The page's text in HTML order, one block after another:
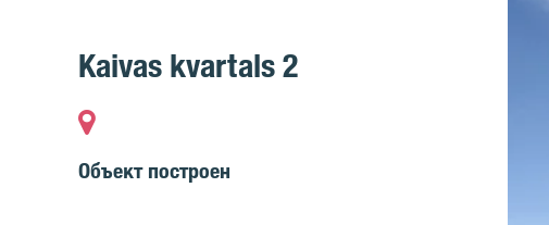
Kaivas kvartals 2
Объект построен